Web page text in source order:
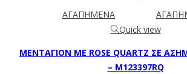
ΑΓΑΠΗΜΕΝΑ
Quick view
ΜΕΝΤΑΓΙΌΝ ΜΕ ROSE QUARTZ ΣΕ
– M123397RQ